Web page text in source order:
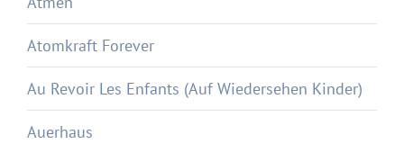
Atomkraft Forever
Au Revoir Les Enfants (Auf Wiedersehen Kinder)
Auerhaus